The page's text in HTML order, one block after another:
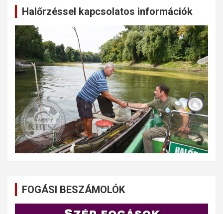
Halőrzéssel kapcsolatos információk
FOGÁSI BESZÁMOLÓK